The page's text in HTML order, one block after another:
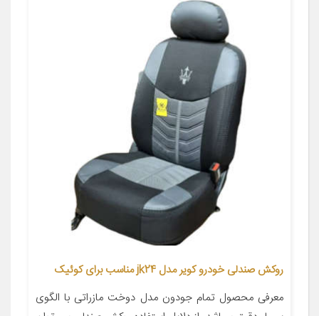
روکش صندلی خودرو کویر مدل jk24 مناسب برای کوئیک
معرفی محصول تمام جودون مدل دوخت مازراتی با الگوی